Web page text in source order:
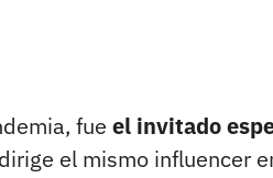
fue el invitado
el mismo influencer